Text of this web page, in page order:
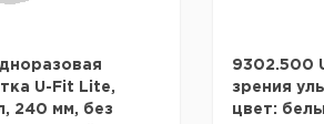
U-Fit Lite,
240 мм, без
9302.500
зрения
цвет: